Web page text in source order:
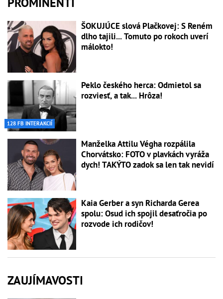
ŠOKUJÚCE slová Plačkovej: S Reném
dlho tajili... Tomuto po rokoch uverí
málokto!
128 FB INTERAKCIÍ
Peklo českého herca: Odmietol sa
rozviesť, a tak... Hrôza!
Manželka Attilu Végha rozpálila
Chorvátsko: FOTO v plavkách vyráža
dych! TAKÝTO zadok sa len tak nevidí
Kaia Gerber a syn Richarda Gerea
spolu: Osud ich spojil desaťročia po
rozvode ich rodičov!
ZAUJÍMAVOSTI